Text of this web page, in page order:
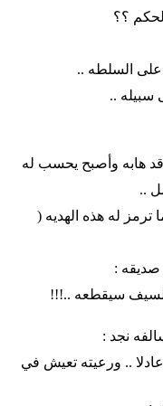
؟؟
على السلطه ..
سبيله ..
قد هابه وأصبح يحسب له
..
له هذه الهديه (
صديقه :
سيقطعه ..!!!
نجد :
عادلا .. ورعيته تعيش في